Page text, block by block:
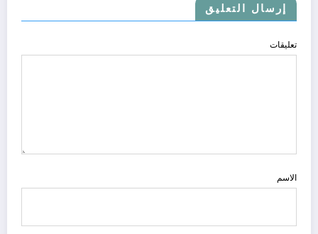
إرسال التعليق
تعليقات
الاسم